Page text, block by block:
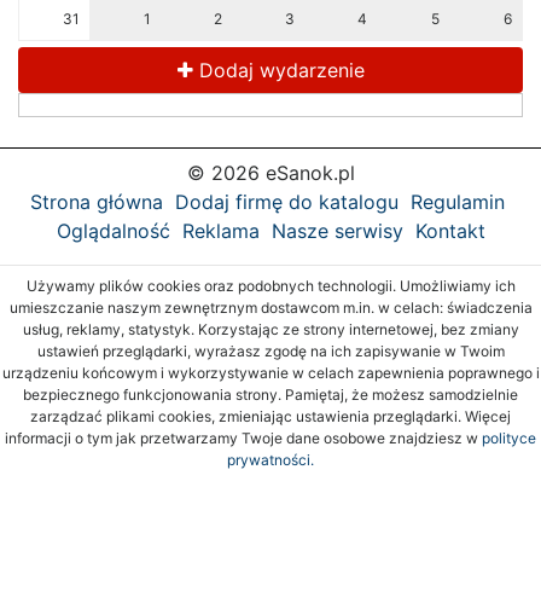
31 1 2 3 4 5 6
Dodaj wydarzenie
© 2026 eSanok.pl
Strona główna Dodaj firmę do katalogu Regulamin
Oglądalność Reklama Nasze serwisy Kontakt
Używamy plików cookies oraz podobnych technologii. Umożliwiamy ich
umieszczanie naszym zewnętrznym dostawcom m.in. w celach: świadczenia
usług, reklamy, statystyk. Korzystając ze strony internetowej, bez zmiany
ustawień przeglądarki, wyrażasz zgodę na ich zapisywanie w Twoim
urządzeniu końcowym i wykorzystywanie w celach zapewnienia poprawnego i
bezpiecznego funkcjonowania strony. Pamiętaj, że możesz samodzielnie
zarządzać plikami cookies, zmieniając ustawienia przeglądarki. Więcej
informacji o tym jak przetwarzamy Twoje dane osobowe znajdziesz w polityce
prywatności.